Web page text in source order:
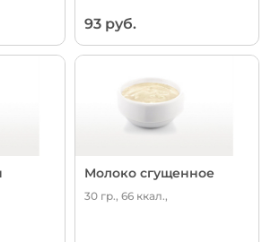
93 руб.
Молоко сгущенное
30 гр., 66 ккал.,